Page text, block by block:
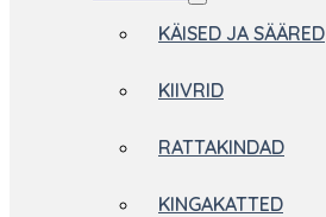
KÄISED JA SÄÄRED
KIIVRID
RATTAKINDAD
KINGAKATTED